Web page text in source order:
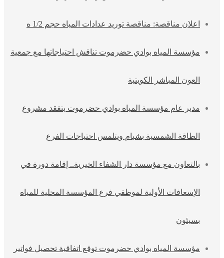
اعلان مناقصة: مناقصة توريد عدادات المياه حجم 1/2 ه
مؤسسة المياه بوادي حضرموت تناقش احتياجاتها مع جمعية
العون المباشر الكويتية
مدير عام مؤسسة المياه بوادي حضرموت يتفقد مشروع
الطاقة الشمسية بشبام ويتلمس احتياجات الفرع
بالتعاون مع مؤسسة دار الشفاء الخيرية.. إقامة دورة في
الإسعافات الأولية لموظفي فرع المؤسسة المحلية للمياه
بسيئون
مؤسسة المياه بوادي حضرموت توقع اتفاقية تحصيل فواتير